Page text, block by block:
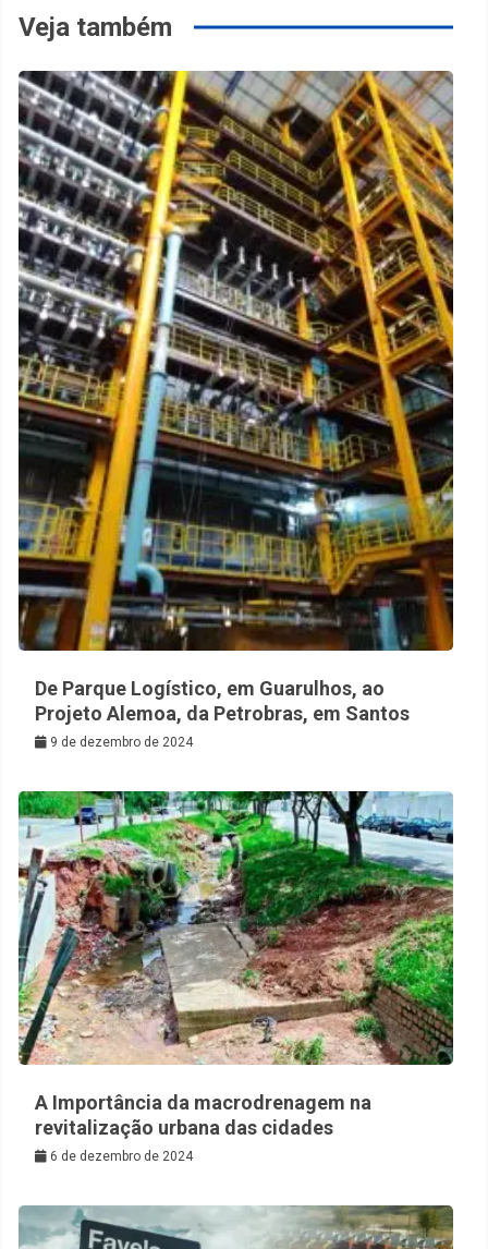
Veja também
De Parque Logístico, em Guarulhos, ao
Projeto Alemoa, da Petrobras, em Santos
9 de dezembro de 2024
A Importância da macrodrenagem na
revitalização urbana das cidades
6 de dezembro de 2024